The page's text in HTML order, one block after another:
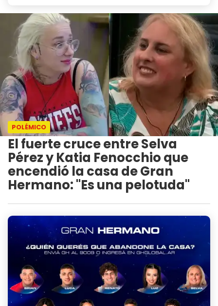
POLÉMICO
El fuerte cruce entre Selva
Pérez y Katia Fenocchio que
encendió la casa de Gran
Hermano: "Es una pelotuda"